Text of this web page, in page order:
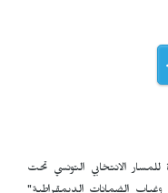
الانتخابي التونسي تحت